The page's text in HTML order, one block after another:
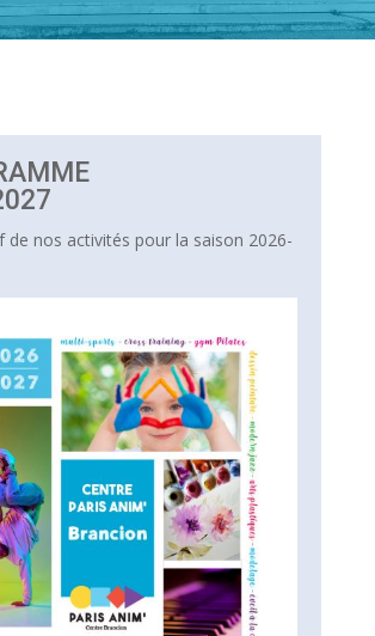
de nos activités pour la saison 2026-